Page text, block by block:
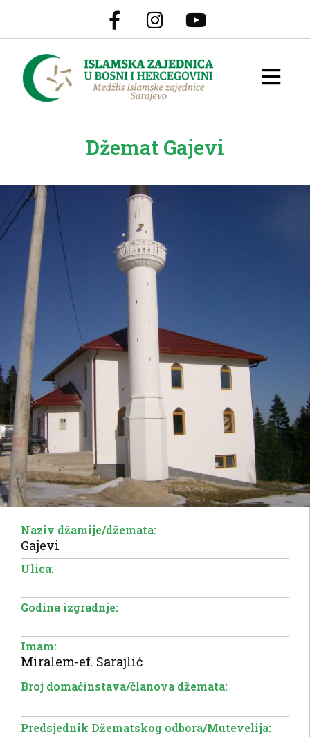
Džemat Gajevi
Naziv džamije/džemata:
Gajevi
Ulica:
Godina izgradnje:
Imam:
Miralem-ef. Sarajlić
Broj domaćinstava/članova džemata:
Predsjednik Džematskog odbora/Mutevelija: